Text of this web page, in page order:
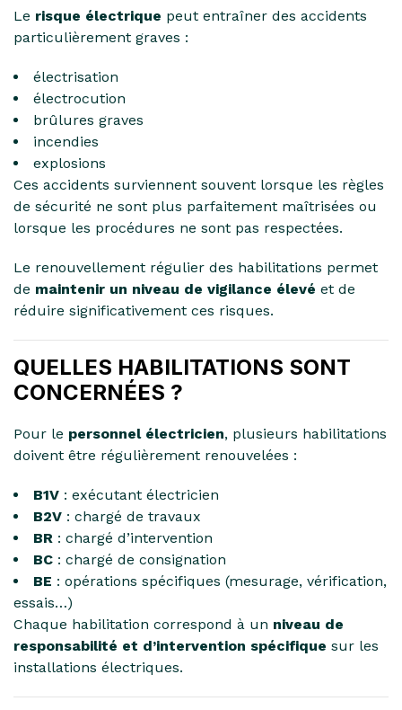
Le risque électrique peut entraîner des accidents
particulièrement graves :
électrisation
électrocution
brûlures graves
incendies
explosions
Ces accidents surviennent souvent lorsque les règles
de sécurité ne sont plus parfaitement maîtrisées ou
lorsque les procédures ne sont pas respectées.
Le renouvellement régulier des habilitations permet
de maintenir un niveau de vigilance élevé et de
réduire significativement ces risques.
QUELLES HABILITATIONS SONT
CONCERNÉES ?
Pour le personnel électricien, plusieurs habilitations
doivent être régulièrement renouvelées :
B1V : exécutant électricien
B2V : chargé de travaux
BR : chargé d’intervention
BC : chargé de consignation
BE : opérations spécifiques (mesurage, vérification,
essais…)
Chaque habilitation correspond à un niveau de
responsabilité et d’intervention spécifique sur les
installations électriques.